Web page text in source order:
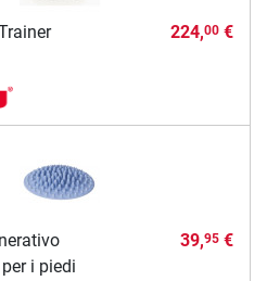
224,00€
i piedi
39,95€